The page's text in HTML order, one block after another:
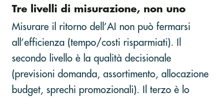
Tre livelli di misurazione, non uno
Misurare il ritorno dell’AI non può fermarsi
all’efficienza (tempo/costi risparmiati). Il
secondo livello è la qualità decisionale
(previsioni domanda, assortimento, allocazione
budget, sprechi promozionali). Il terzo è lo